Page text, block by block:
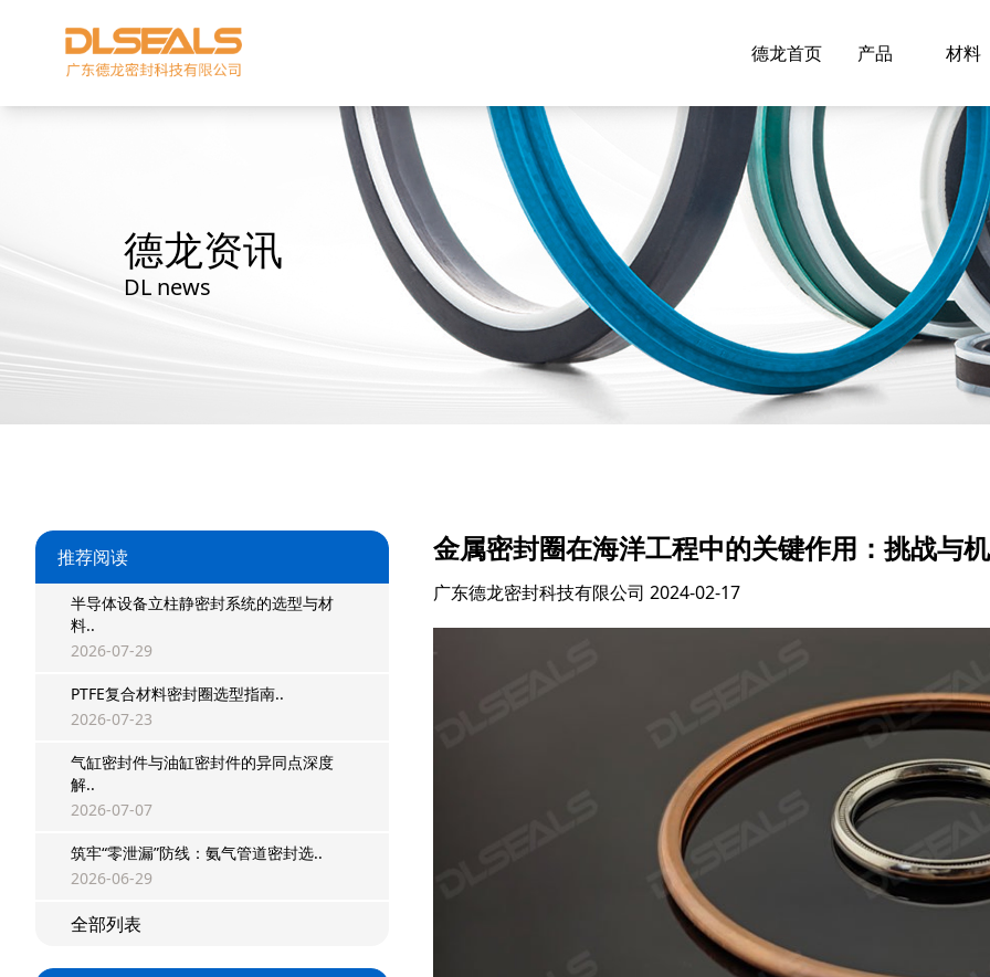
德龙首页 产品 材料
德龙资讯
DL news
推荐阅读
半导体设备立柱静密封系统的选型与材
料..
2026-07-29
PTFE复合材料密封圈选型指南..
2026-07-23
气缸密封件与油缸密封件的异同点深度
解..
2026-07-07
筑牢“零泄漏”防线：氨气管道密封选..
2026-06-29
全部列表
星型双O组合
方形组合封
金属密封圈在海洋工程中的关键作用：挑战与
广东德龙密封科技有限公司 2024-02-17